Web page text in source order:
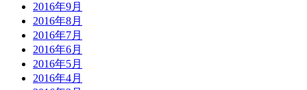
2016年9月
2016年8月
2016年7月
2016年6月
2016年5月
2016年4月